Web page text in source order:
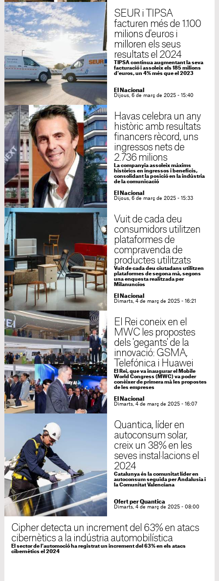
SEUR i TIPSA
facturen més de 1.100
milions d'euros i
milloren els seus
resultats el 2024
TIPSA continua augmentant la seva
facturació i assoleix els 185 milions
d'euros, un 4% més que el 2023
El Nacional
Dijous, 6 de març de 2025 - 15:40
Havas celebra un any
històric amb resultats
financers rècord, uns
ingressos nets de
2.736 milions
La companyia assoleix màxims
històrics en ingressos i beneficis,
consolidant la posició en la indústria
de la comunicació
El Nacional
Dijous, 6 de març de 2025 - 15:33
Vuit de cada deu
consumidors utilitzen
plataformes de
compravenda de
productes utilitzats
Vuit de cada deu ciutadans utilitzen
plataformes de segona mà, segons
una enquesta realitzada per
Milanuncios
El Nacional
Dimarts, 4 de març de 2025 - 16:21
El Rei coneix en el
MWC les propostes
dels 'gegants' de la
innovació: GSMA,
Telefónica i Huawei
El Rei, que va inaugurar el Mobile
World Congress (MWC) va poder
conèixer de primera mà les propostes
de les empreses
El Nacional
Dimarts, 4 de març de 2025 - 16:07
Quantica, líder en
autoconsum solar,
creix un 38% en les
seves instal·lacions el
2024
Catalunya és la comunitat líder en
autoconsum seguida per Andalusia i
la Comunitat Valenciana
Ofert per Quantica
Dimarts, 4 de març de 2025 - 08:00
Cipher detecta un increment del 63% en atacs
cibernètics a la indústria automobilística
El sector de l'automoció ha registrat un increment del 63% en els atacs
cibernètics el 2024